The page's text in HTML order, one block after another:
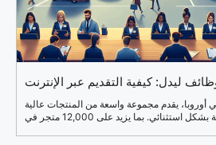
ليدل: كيفية التقديم عبر الإنترنت
في أوروبا، يقدم مجموعة واسعة من المنتجات عالية